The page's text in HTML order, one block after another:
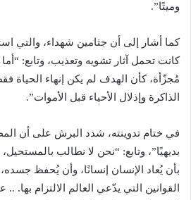
وميتًا”.
كما أشار إلى أن جثامين شهداء، والتي
كانت تحمل آثار تشويه وتعذيب، وتابع:
مُجزّأة، كأن الهدف لم يكن إنهاء الحياة
الذاكرة وإذلال الأحياء قبل الأموات”.
في ختام تدوينته، شدد البرش على أن
بديهيًا”، وتابع: “نحن لا نطالب
بأن يُعاد الإنسان إنسانًا، وأن يُحفظ
القوانين التي يدّعي العالم الالتزام بها.